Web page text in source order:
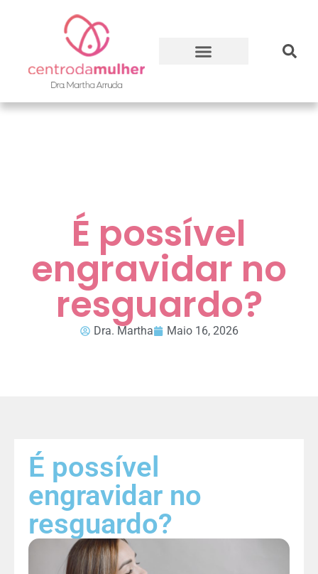
É possível
engravidar no
resguardo?
Dra. Martha Maio 16, 2026
É possível
engravidar no
resguardo?